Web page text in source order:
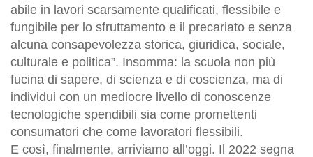
abile in lavori scarsamente qualificati, flessibile e
fungibile per lo sfruttamento e il precariato e senza
alcuna consapevolezza storica, giuridica, sociale,
culturale e politica”. Insomma: la scuola non più
fucina di sapere, di scienza e di coscienza, ma di
individui con un mediocre livello di conoscenze
tecnologiche spendibili sia come promettenti
consumatori che come lavoratori flessibili.
E così, finalmente, arriviamo all’oggi. Il 2022 segna